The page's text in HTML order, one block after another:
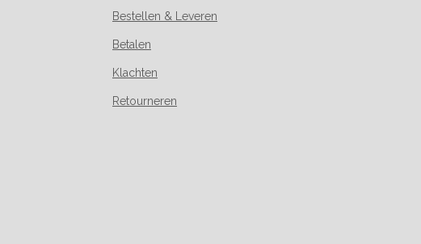
Bestellen & Leveren
Betalen
Klachten
Retourneren